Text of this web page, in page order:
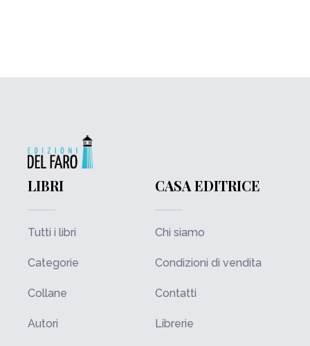
LIBRI
Tutti i libri
Categorie
Collane
Autori
CASA EDITRICE
Chi siamo
Condizioni di vendita
Contatti
Librerie